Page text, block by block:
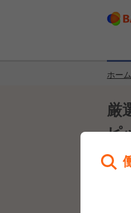
ホーム
厳
ピ